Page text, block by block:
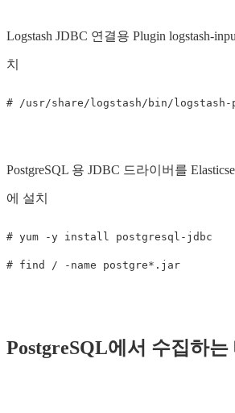
Logstash JDBC 연결용 Plugin logstash-
치
PostgreSQL 용 JDBC 드라이버를
에 설치
# yum -y install postgresql-jdbc
PostgreSQL에서 수집하